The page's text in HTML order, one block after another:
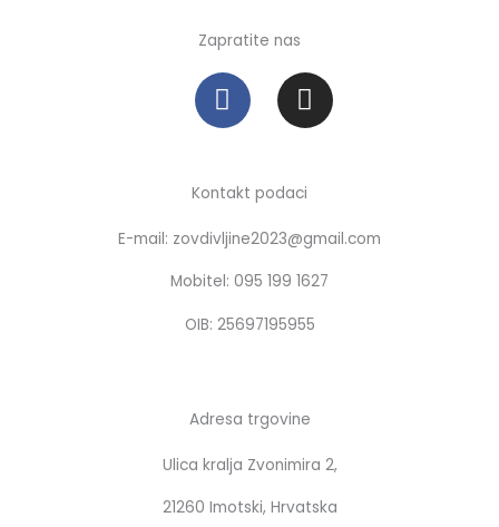
Zapratite nas
F
a
c
b
o
o
k
I
n
s
a
r
a
m
Kontakt podaci
E-mail: zovdivljine2023@gmail.com
Mobitel: 095 199 1627
OIB: 25697195955
Adresa trgovine
Ulica kralja Zvonimira 2,
21260 Imotski, Hrvatska